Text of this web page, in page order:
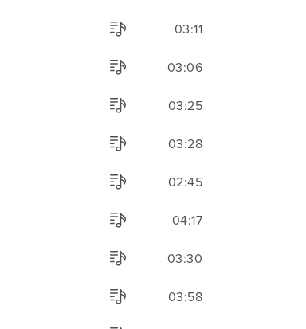
03:11
03:06
03:25
03:28
02:45
04:17
03:30
03:58